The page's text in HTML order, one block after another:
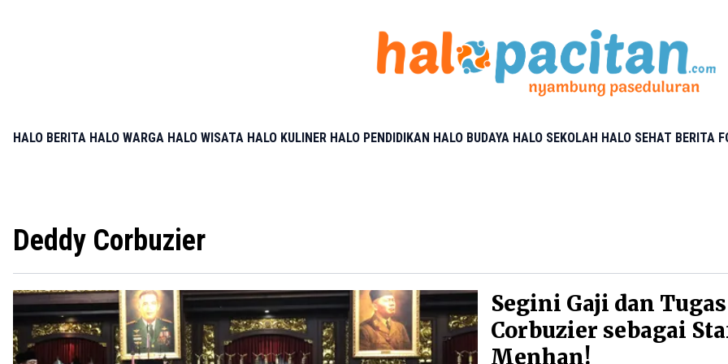
HALO BERITA HALO WARGA HALO WISATA HALO KULINER HALO PENDIDIKAN HALO BUDAYA HALO SEKOLAH HALO SEHAT BERITA
Deddy Corbuzier
Segini Gaji dan
Corbuzier sebagai
Menhan!